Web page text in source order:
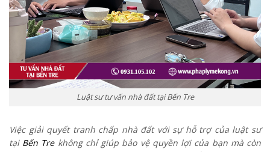
Luật sư tư vấn nhà đất tại Bến Tre
Việc giải quyết tranh chấp nhà đất với sự hỗ trợ của luật sư
tại Bến Trekhông chỉ giúp bảo vệ quyền lợi của bạn mà còn